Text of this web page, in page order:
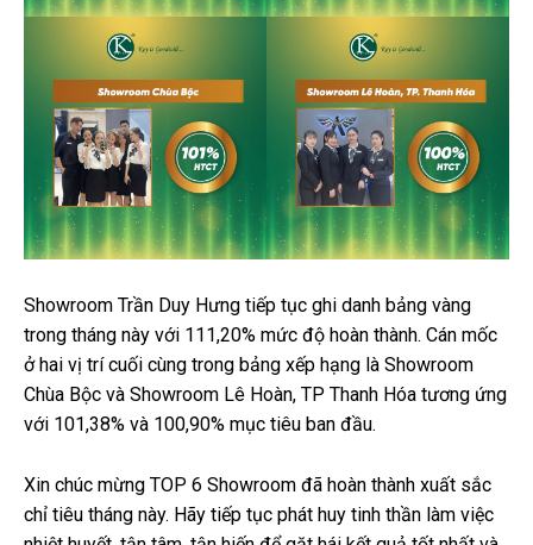
Showroom Trần Duy Hưng tiếp tục ghi danh bảng vàng
trong tháng này với 111,20% mức độ hoàn thành. Cán mốc
ở hai vị trí cuối cùng trong bảng xếp hạng là Showroom
Chùa Bộc và Showroom Lê Hoàn, TP Thanh Hóa tương ứng
với 101,38% và 100,90% mục tiêu ban đầu.
Xin chúc mừng TOP 6 Showroom đã hoàn thành xuất sắc
chỉ tiêu tháng này. Hãy tiếp tục phát huy tinh thần làm việc